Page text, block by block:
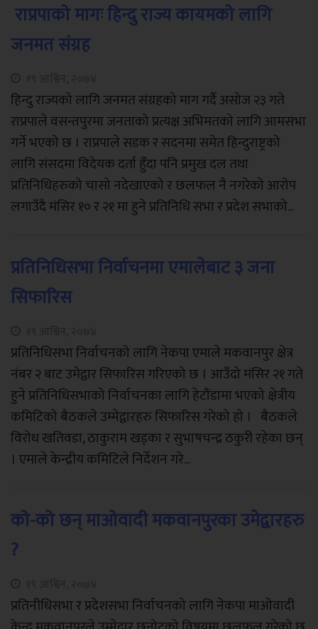
राप्रपाको मागः हिन्दु राज्य कायमको लागि
जनमत संग्रह
हिन्दु राज्यको लागि जनमत संग्रहको माग गर्दै असोज २३ गते
राप्रपाले वसन्तपुरमा जनताको प्रत्यक्ष अभिमतको लागि आमसभा
गर्ने भएको छ । राप्रपाले सडक र सदनमा समेत हिन्दुराष्ट्रको
लागि संसदमा विदेयक दर्ता हुँदा पनि प्रमुख दल तथा
प्रतिनिधिहरुको चासो नदेखाएको र छलफल नै नगरेको आरोप
लगाउँदै मंसिर १० र २१ मा हुने प्रतिनिधि सभा र प्रदेश सभाको...
प्रतिनिधिसभा निर्वाचनमा एमालेबाट ३ जना
सिफारिस
प्रतिनिधिसभा निर्वाचनको लागि नेकपा एमाले मकवानपुर क्षेत्र
नंबर २ बाट उमेद्वार सिफारिस गरिएको छ । आउँदो मंसिर २१ गते
हुने प्रतिनिधिसभाको निर्वाचनका लागि हेटौंडामा भएको क्षेत्रीय
कमिटिको बैठकले उम्मेद्वारहरु सिफारिस गरेको हो । बैठकले
विरोध खतिवडा, ठाकुराम खड्का र सुभाषचन्द्र ठकुरी रहेका छन्
। एमाले केन्द्रीय कमिटिले निर्देशन गरे...
को-को छन् माओवादी मकवानपुरका उमेद्वारहरु
?
प्रतिनीधिसभा र प्रदेशसभा निर्वाचनको लागि नेकपा माओवादी